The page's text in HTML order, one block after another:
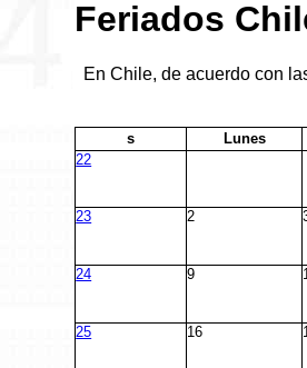
Feriados
En Chile, de acuerdo con
s Lunes
22
23 2
24 9
25 16